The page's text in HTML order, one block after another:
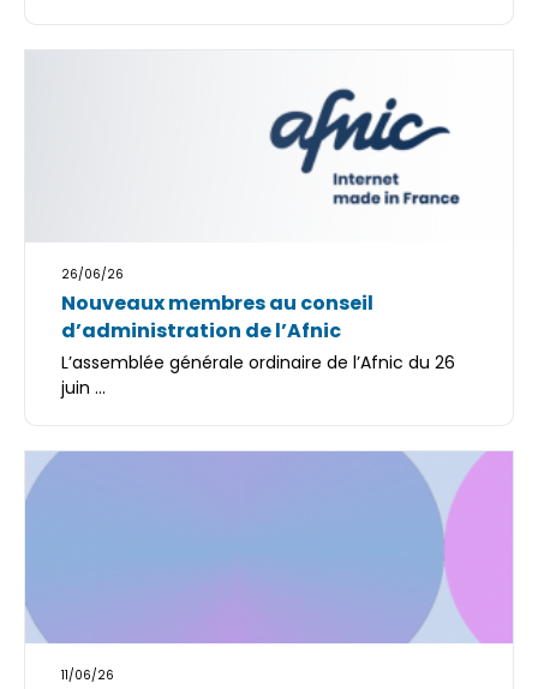
26/06/26
Nouveaux membres au conseil
d’administration de l’Afnic
L’assemblée générale ordinaire de l’Afnic du 26
juin ...
11/06/26